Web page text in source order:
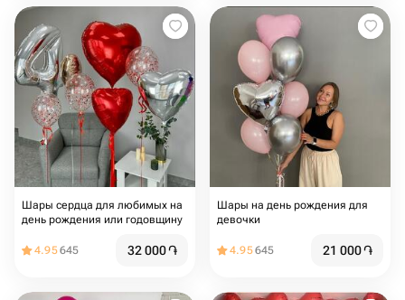
Шары сердца для любимых на
день рождения или годовщину
4.95645 32 000֏
Шары на день рождения для
девочки
4.95645 21 000֏